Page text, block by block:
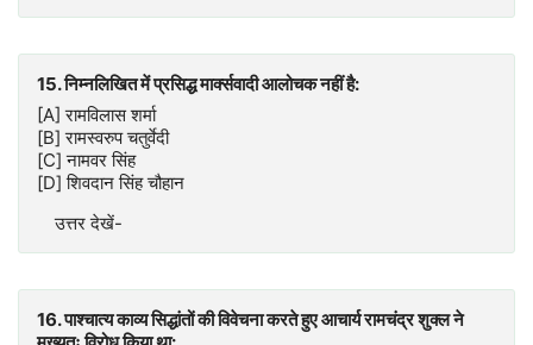
15. निम्नलिखित में प्रसिद्ध मार्क्सवादी आलोचक नहीं है:
[A] रामविलास शर्मा
[B] रामस्वरुप चतुर्वेदी
[C] नामवर सिंह
[D] शिवदान सिंह चौहान
उत्तर देखें-
16. पाश्चात्य काव्य सिद्धांतों की विवेचना करते हुए आचार्य रामचंद्र शुक्ल ने